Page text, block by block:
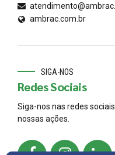
ambrac.com.br
SIGA-NOS
Redes Sociais
Siga-nos nas redes
nossas ações.